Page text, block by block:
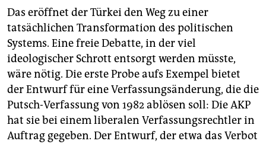
Das eröffnet der Türkei den Weg zu einer
tatsächlichen Transformation des politischen
Systems. Eine freie Debatte, in der viel
ideologischer Schrott entsorgt werden müsste,
wäre nötig. Die erste Probe aufs Exempel bietet
der Entwurf für eine Verfassungsänderung, die die
Putsch-Verfassung von 1982 ablösen soll: Die AKP
hat sie bei einem liberalen Verfassungsrechtler in
Auftrag gegeben. Der Entwurf, der etwa das Verbot